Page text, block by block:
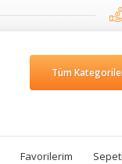
Favorilerim